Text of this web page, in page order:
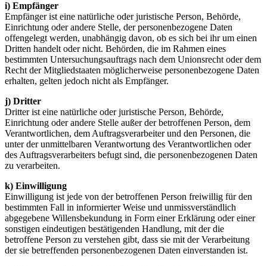
i) Empfänger
Empfänger ist eine natürliche oder juristische Person, Behörde,
Einrichtung oder andere Stelle, der personenbezogene Daten
offengelegt werden, unabhängig davon, ob es sich bei ihr um einen
Dritten handelt oder nicht. Behörden, die im Rahmen eines
bestimmten Untersuchungsauftrags nach dem Unionsrecht oder dem
Recht der Mitgliedstaaten möglicherweise personenbezogene Daten
erhalten, gelten jedoch nicht als Empfänger.
j) Dritter
Dritter ist eine natürliche oder juristische Person, Behörde,
Einrichtung oder andere Stelle außer der betroffenen Person, dem
Verantwortlichen, dem Auftragsverarbeiter und den Personen, die
unter der unmittelbaren Verantwortung des Verantwortlichen oder
des Auftragsverarbeiters befugt sind, die personenbezogenen Daten
zu verarbeiten.
k) Einwilligung
Einwilligung ist jede von der betroffenen Person freiwillig für den
bestimmten Fall in informierter Weise und unmissverständlich
abgegebene Willensbekundung in Form einer Erklärung oder einer
sonstigen eindeutigen bestätigenden Handlung, mit der die
betroffene Person zu verstehen gibt, dass sie mit der Verarbeitung
der sie betreffenden personenbezogenen Daten einverstanden ist.